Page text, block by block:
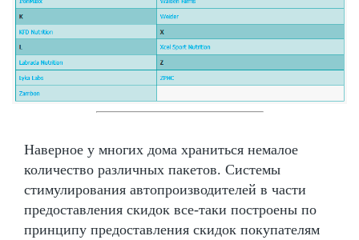
Наверное у многих дома храниться немалое
количество различных пакетов. Системы
стимулирования автопроизводителей в части
предоставления скидок все-таки построены по
принципу предоставления скидок покупателям